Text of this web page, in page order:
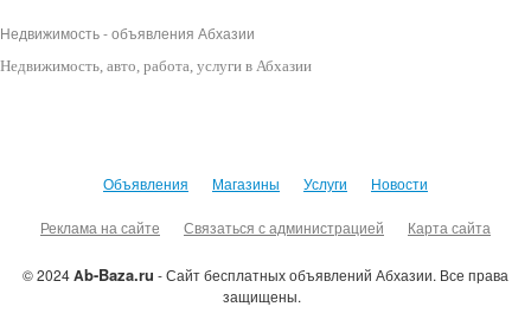
Недвижимость - объявления Абхазии
Недвижимость, авто, работа, услуги в Абхазии
Объявления Магазины Услуги Новости
Реклама на сайте Связаться с администрацией Карта сайта
© 2024Ab-Baza.ru - Сайт бесплатных объявлений Абхазии. Все права
защищены.